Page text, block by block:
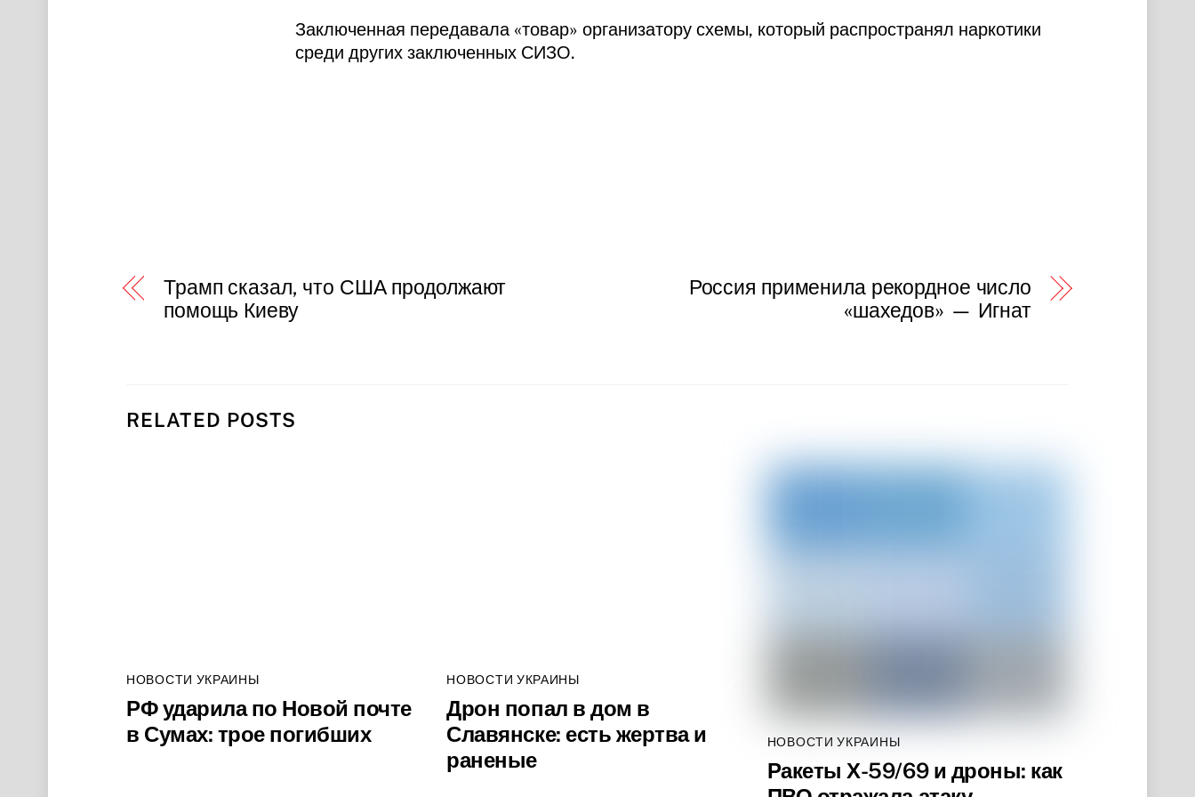
Заключенная передавала «товар» организатору схемы, который распространял наркотики
среди других заключенных СИЗО.
Трамп сказал, что США продолжают
помощь Киеву
Россия применила рекордное число
«шахедов» — Игнат
RELATED POSTS
НОВОСТИ УКРАИНЫ
РФ ударила по Новой почте
в Сумах: трое погибших
НОВОСТИ УКРАИНЫ
Дрон попал в дом в
Славянске: есть жертва и
раненые
НОВОСТИ УКРАИНЫ
Ракеты Х-59/69 и дроны: как